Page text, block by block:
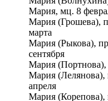
Мария, мц. 8
Мария (Грошева),
марта
Мария (Рыкова),
сентября
Мария
Мария (Лелянова),
апреля
Мария (Корепова),